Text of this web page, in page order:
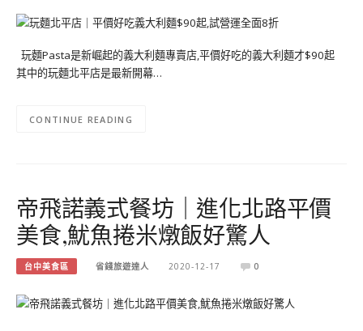
玩麵Pasta是新崛起的義大利麵專賣店,平價好吃的義大利麵才$90起
其中的玩麵北平店是最新開幕…
CONTINUE READING
帝飛諾義式餐坊｜進化北路平價
美食,魷魚捲米燉飯好驚人
台中美食區 省錢旅遊達人 2020-12-17 0